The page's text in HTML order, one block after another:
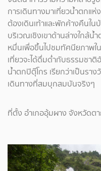
การเดินทางมาเที่ยวน้ำตกแ
ต้องเดินเท้าและพักค้างคืนใ
บริเวณเชิงเขาด้านล่างใกล้น้
หมื่นเพื่อขึ้นไปชมทัศนียภาพ
เที่ยวจะได้ดื่มด่ำกับธรรมชา
น้ำตกปิตุ๊โกร เรียกว่าเป็นรา
เดินทางที่สมบุกสมบันจริงๆ
ที่ตั้ง อำเภออุ้มผาง จังหวัดต